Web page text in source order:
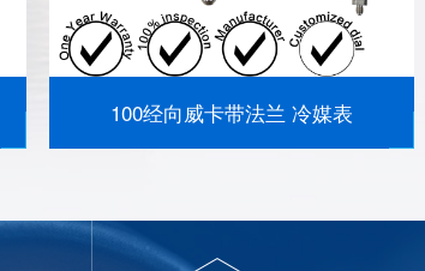
100经向威卡带法兰 冷媒表